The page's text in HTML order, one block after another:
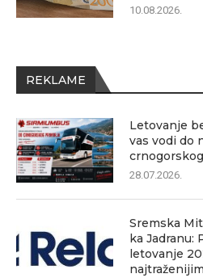
10.08.2026.
REKLAME
Letovanje
vas vodi do
28.07.2026.
Sremska
ka Jadranu:
letovanje